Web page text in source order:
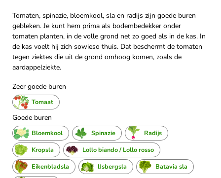
Tomaten, spinazie, bloemkool, sla en radijs zijn goede buren
gebleken. Je kunt hem prima als bodembedekker onder
tomaten planten, in de volle grond net zo goed als in de kas. In
de kas voelt hij zich sowieso thuis. Dat beschermt de tomaten
tegen ziektes die uit de grond omhoog komen, zoals de
aardappelziekte.
Zeer goede buren
Tomaat
Goede buren
Bloemkool Spinazie
Radijs
Kropsla
Lollo biando / Lollo rosso
Eikenbladsla
IJsbergsla
Batavia sla